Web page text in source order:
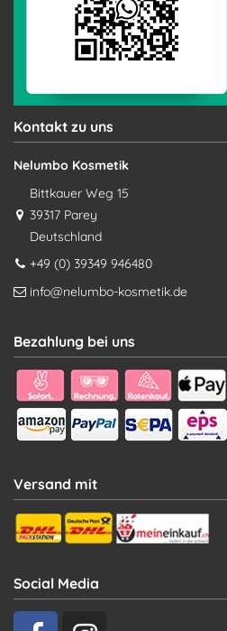
Kontakt zu uns
Nelumbo Kosmetik
Bittkauer Weg 15
39317 Parey
Deutschland
+49 (0) 39349 946480
info@nelumbo-kosmetik.de
Bezahlung bei uns
Versand mit
Social Media